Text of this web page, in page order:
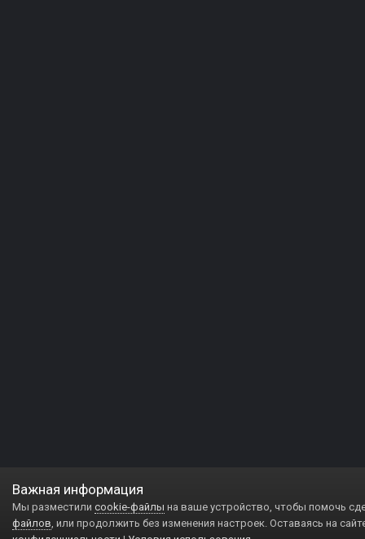
Важная информация
Мы разместили cookie-файлы на ваше устройство, чтобы помочь
файлов, или продолжить без изменения настроек. Оставаясь на